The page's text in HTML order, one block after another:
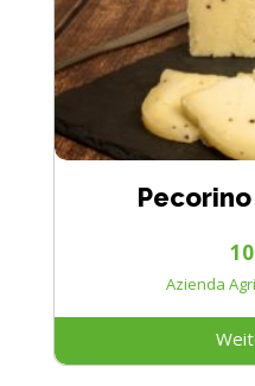
Azienda